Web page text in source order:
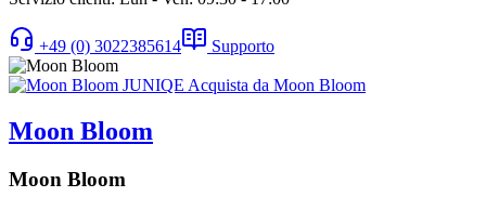
+49 (0) 3022385614 Supporto
Moon Bloom
Moon Bloom